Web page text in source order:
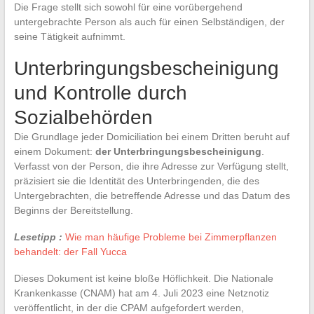
Die Frage stellt sich sowohl für eine vorübergehend
untergebrachte Person als auch für einen Selbständigen, der
seine Tätigkeit aufnimmt.
Unterbringungsbescheinigung
und Kontrolle durch
Sozialbehörden
Die Grundlage jeder Domiciliation bei einem Dritten beruht auf
einem Dokument: der Unterbringungsbescheinigung
Verfasst von der Person, die ihre Adresse zur Verfügung stellt,
präzisiert sie die Identität des Unterbringenden, die des
Untergebrachten, die betreffende Adresse und das Datum des
Beginns der Bereitstellung.
Lesetipp : Wie man häufige Probleme bei Zimmerpflanzen
behandelt: der Fall Yucca
Dieses Dokument ist keine bloße Höflichkeit. Die Nationale
Krankenkasse (CNAM) hat am 4. Juli 2023 eine Netznotiz
veröffentlicht, in der die CPAM aufgefordert werden,